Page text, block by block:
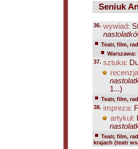
Seniuk
36. wywiad:
Teatr, film,
Warszawa:
37. sztuka:
1...)
Teatr, film,
38. impreza:
artykuł:
Teatr, film,
krajach (teatr